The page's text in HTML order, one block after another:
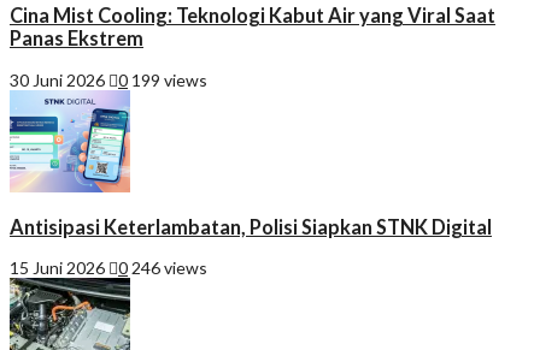
Cina Mist Cooling: Teknologi Kabut Air yang Viral Saat
Panas Ekstrem
30 Juni 2026 0 199 views
Antisipasi Keterlambatan, Polisi Siapkan STNK Digital
15 Juni 2026 0 246 views